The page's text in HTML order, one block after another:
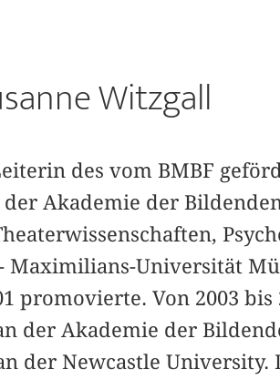
Witzgall
des vom BMBF
Akademie der
Maximilians-Universität
promovierte. Von 2003 bis
der Akademie der
der Newcastle